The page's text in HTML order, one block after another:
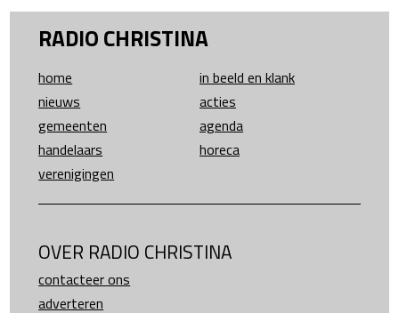
RADIO CHRISTINA
home
in beeld en klank
nieuws
acties
gemeenten
agenda
handelaars
horeca
verenigingen
OVER RADIO CHRISTINA
contacteer ons
adverteren